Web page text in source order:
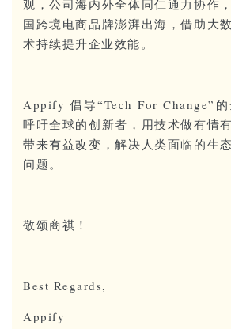
观，公司海内外全体同仁通力协作
国跨境电商品牌澎湃出海，借助大
术持续提升企业效能。
Appify 倡导“Tech For Change”
呼吁全球的创新者，用技术做有情
带来有益改变，解决人类面临的生
问题。
敬颂商祺！
Best Regards,
Appify